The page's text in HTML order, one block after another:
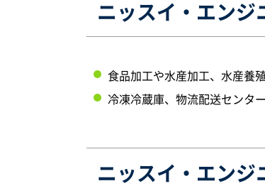
ニッスイ・エン
食品加工や水産加工、水産養
冷凍冷蔵庫、物流配送センタ
ニッスイ・エン